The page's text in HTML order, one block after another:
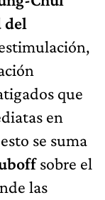
del
que
en
se suma
sobre el
las